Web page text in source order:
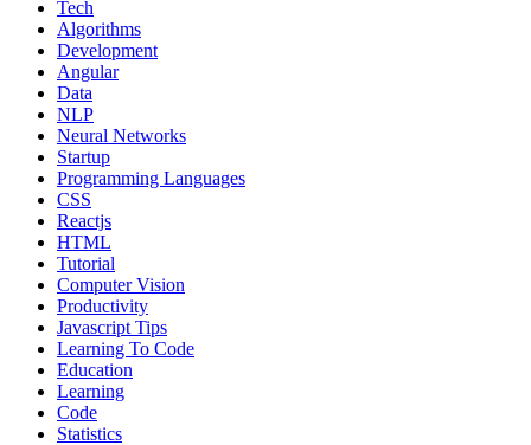
Tech
Algorithms
Development
Angular
Data
NLP
Neural Networks
Startup
Programming Languages
CSS
Reactjs
HTML
Tutorial
Computer Vision
Productivity
Javascript Tips
Learning To Code
Education
Learning
Code
Statistics